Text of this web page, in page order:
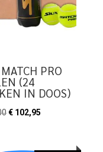
PRO
(24
IN DOOS)
Oorspronkelijke
€ 102,95